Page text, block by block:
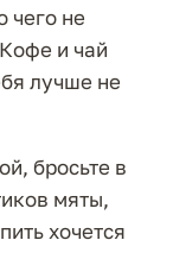
чего не
и чай
лучше не
бросьте в
мяты,
хочется